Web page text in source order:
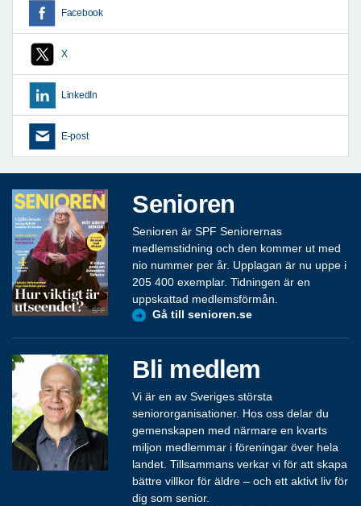
Facebook
X
LinkedIn
E-post
Senioren
Senioren är SPF Seniorernas
medlemstidning och den kommer ut med
nio nummer per år. Upplagan är nu uppe i
205 400 exemplar. Tidningen är en
uppskattad medlemsförmån.
Gå till senioren.se
Bli medlem
Vi är en av Sveriges största
seniororganisationer. Hos oss delar du
gemenskapen med närmare en kvarts
miljon medlemmar i föreningar över hela
landet. Tillsammans verkar vi för att skapa
bättre villkor för äldre – och ett aktivt liv för
dig som senior.